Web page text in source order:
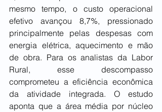
mesmo tempo, o custo operacional
efetivo avançou 8,7%, pressionado
principalmente pelas despesas com
energia elétrica, aquecimento e mão
de obra. Para os analistas da Labor
Rural, esse descompasso
comprometeu a eficiência econômica
da atividade integrada. O estudo
aponta que a área média por núcleo